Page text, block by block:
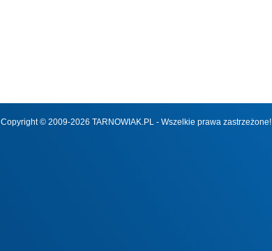
Copyright © 2009-2026 TARNOWIAK.PL - Wszelkie prawa zastrzeżone!